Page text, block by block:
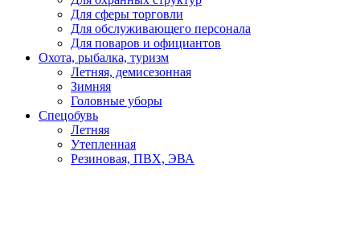
Для сферы торговли
Для обслуживающего персонала
Для поваров и официантов
Охота, рыбалка, туризм
Летняя, демисезонная
Зимняя
Головные уборы
Спецобувь
Летняя
Утепленная
Резиновая, ПВХ, ЭВА